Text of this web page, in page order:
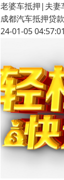
老婆车抵押|夫妻
成都汽车抵押贷
24-01-05 04:57:01